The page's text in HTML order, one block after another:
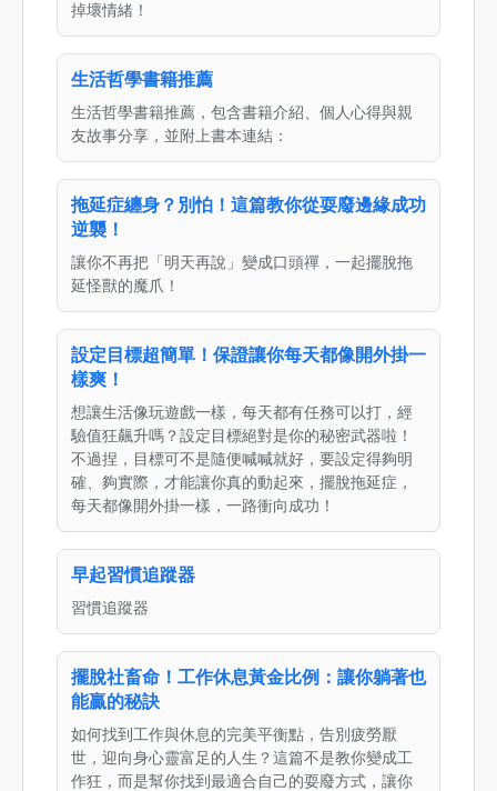
掉壞情緒！
生活哲學書籍推薦
生活哲學書籍推薦，包含書籍介紹、個人心得與親
友故事分享，並附上書本連結：
拖延症纏身？別怕！這篇教你從耍廢邊緣成功
逆襲！
讓你不再把「明天再說」變成口頭禪，一起擺脫拖
延怪獸的魔爪！
設定目標超簡單！保證讓你每天都像開外掛一
樣爽！
想讓生活像玩遊戲一樣，每天都有任務可以打，經
驗值狂飆升嗎？設定目標絕對是你的秘密武器啦！
不過捏，目標可不是隨便喊喊就好，要設定得夠明
確、夠實際，才能讓你真的動起來，擺脫拖延症，
每天都像開外掛一樣，一路衝向成功！
早起習慣追蹤器
習慣追蹤器
擺脫社畜命！工作休息黃金比例：讓你躺著也
能贏的秘訣
如何找到工作與休息的完美平衡點，告別疲勞厭
世，迎向身心靈富足的人生？這篇不是教你變成工
作狂，而是幫你找到最適合自己的耍廢方式，讓你